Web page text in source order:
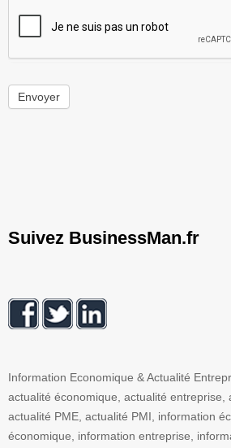
Envoyer
Suivez BusinessMan.fr
Information Economique & Actualité
actualité économique, actualité entreprise,
actualité PME, actualité PMI, information
économique, information entreprise,